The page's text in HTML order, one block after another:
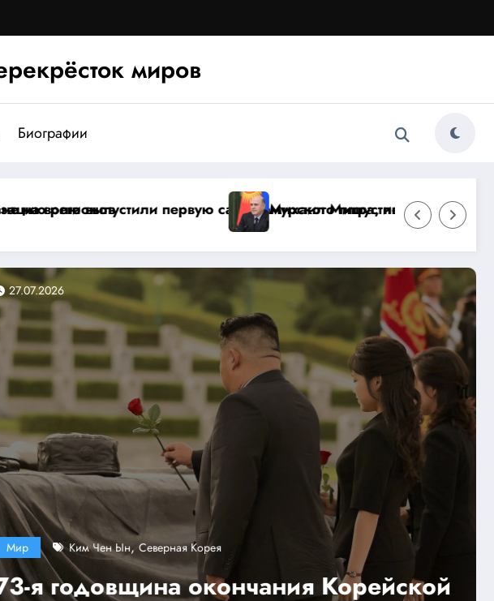
миров
Биографии
из России
посетит заседание Евразийского межправительственного совета в
Центральная Азия запускает
Мир Экономика и бизнес
Сбои в переводах и отключения
24.07.2026